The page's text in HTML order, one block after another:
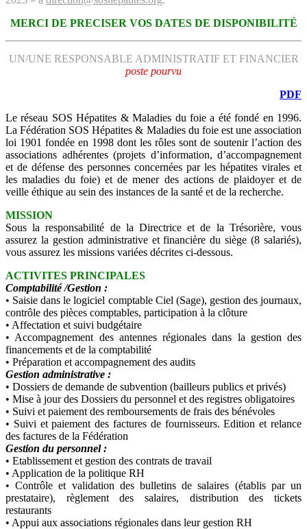
MERCI DE PRECISER VOS DATES DE DISPONIBILITÉ
UN/UNE RESPONSABLE ADMINISTRATIF ET FINANCIER
poste pourvu
PDF
Le réseau SOS Hépatites & Maladies du foie a été fondé en 1996.
La Fédération SOS Hépatites & Maladies du foie est une association
loi 1901 fondée en 1998 dont les rôles sont de soutenir l’action des
associations adhérentes (projets d’information, d’accompagnement
et de défense des personnes concernées par les hépatites virales et
les maladies du foie) et de mener des actions de plaidoyer et de
veille éthique au sein des instances de la santé et de la recherche.
MISSION
Sous la responsabilité de la Directrice et de la Trésorière, vous
assurez la gestion administrative et financière dusiège (8 salariés),
vous assurez les missions variées décrites ci-dessous.
ACTIVITES PRINCIPALES
Comptabilité /Gestion :
• Saisie dans le logiciel comptable Ciel (Sage), gestion des journaux,
contrôle des pièces comptables, participation à la clôture
• Affectation et suivi budgétaire
• Accompagnement des antennes régionales dans la gestion des
financements et de la comptabilité
• Préparation et accompagnement des audits
Gestion administrative :
• Dossiers de demande de subvention (bailleurs publics et privés)
• Mise à jour des Dossiers du personnel et des registres obligatoires
• Suivi et paiement des remboursements de frais des bénévoles
• Suivi et paiement des factures de fournisseurs. Edition et relance
des factures de la Fédération
Gestion du personnel :
• Etablissement et gestion des contrats de travail
• Application de la politique RH
• Contrôle et validation des bulletins de salaires (établis par un
prestataire), règlement des salaires, distribution des tickets
restaurants
• Appui aux associations régionales dans leur gestion RH